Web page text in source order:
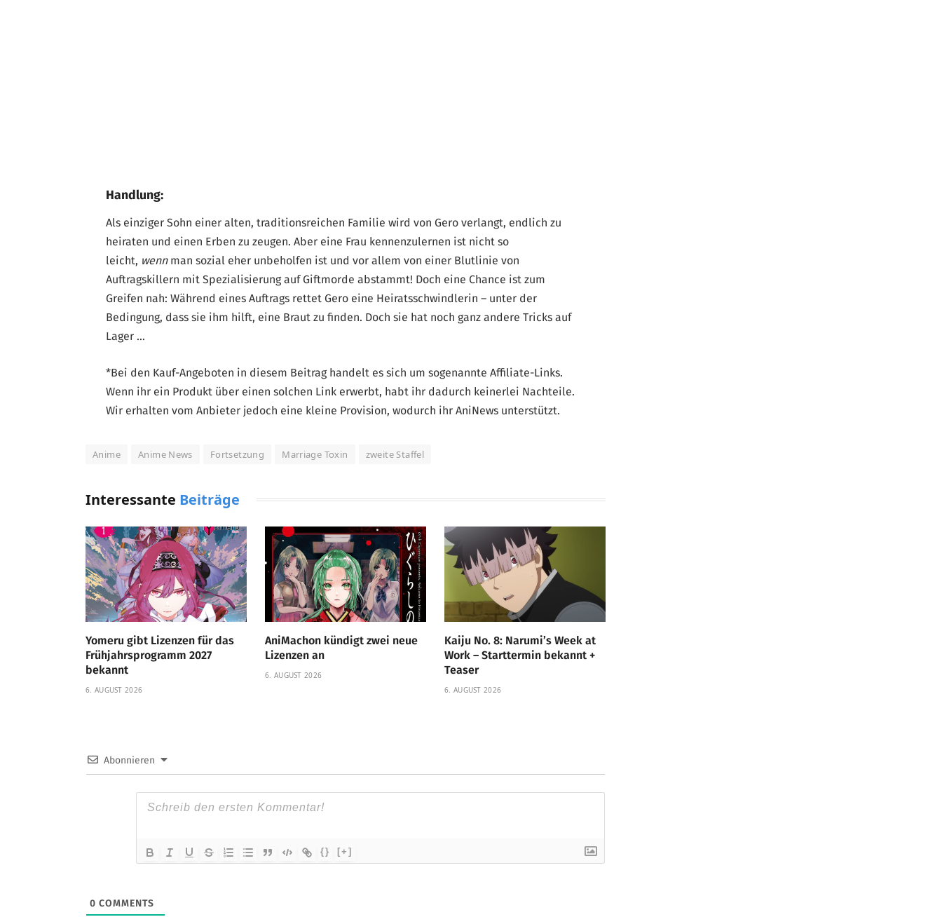
Handlung:
Als einziger Sohn einer alten, traditionsreichen Familie wird von Gero verlangt, endlich zu
heiraten und einen Erben zu zeugen. Aber eine Frau kennenzulernen ist nicht so
leicht, wennman sozial eher unbeholfen ist und vor allem von einer Blutlinie von
Auftragskillern mit Spezialisierung auf Giftmorde abstammt! Doch eine Chance ist zum
Greifen nah: Während eines Auftrags rettet Gero eine Heiratsschwindlerin – unter der
Bedingung, dass sie ihm hilft, eine Braut zu finden. Doch sie hat noch ganz andere Tricks auf
Lager …
*Bei den Kauf-Angeboten in diesem Beitrag handelt es sich um sogenannte Affiliate-Links.
Wenn ihr ein Produkt über einen solchen Link erwerbt, habt ihr dadurch keinerlei Nachteile.
Wir erhalten vom Anbieter jedoch eine kleine Provision, wodurch ihr AniNews unterstützt.
Anime Anime News Fortsetzung Marriage Toxin zweite Staffel
Interessante Beiträge
Yomeru gibt Lizenzen für das
Frühjahrsprogramm 2027
bekannt
6. AUGUST 2026
AniMachon kündigt zwei neue
Lizenzen an
6. AUGUST 2026
Kaiju No. 8: Narumi’s Week at
Work – Starttermin bekannt +
Teaser
6. AUGUST 2026
Abonnieren
{} [+]
0 COMMENTS